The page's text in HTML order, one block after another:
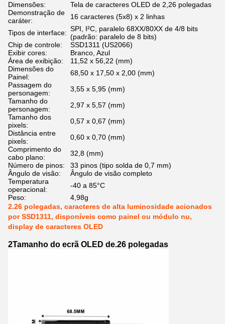
Dimensões:
Tela de caracteres OLED de 2,26 polegadas
Demonstração de
caráter:
16 caracteres (5x8) x 2 linhas
Tipos de interface: SPI, I²C, paralelo 68XX/80XX de 4/8 bits
(padrão: paralelo de 8 bits)
Chip de controle:
SSD1311 (US2066)
Exibir cores:
Branco, Azul
Área de exibição:
11,52 x 56,22 (mm)
Dimensões do
Painel:
68,50 x 17,50 x 2,00 (mm)
Passagem do
personagem:
3,55 x 5,95 (mm)
Tamanho do
personagem:
2,97 x 5,57 (mm)
Tamanho dos
pixels:
0,57 x 0,67 (mm)
Distância entre
pixels:
0,60 x 0,70 (mm)
Comprimento do
cabo plano:
32,8 (mm)
Número de pinos:
33 pinos (tipo solda de 0,7 mm)
Ângulo de visão:
Ângulo de visão completo
Temperatura
operacional:
-40 a 85°C
Peso:
4,98g
2.26 polegadas, caracteres de alta luminosidade acionados
por SSD1311, disponíveis como painel ou módulo nu,
display de caracteres OLED
2Tamanho do ecrã OLED de.26 polegadas